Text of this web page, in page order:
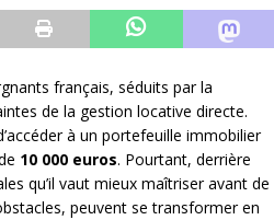
français, séduits par la
de la gestion locative directe.
à un portefeuille immobilier
10 000 euros. Pourtant, derrière
qu’il vaut mieux maîtriser avant de
peuvent se transformer en